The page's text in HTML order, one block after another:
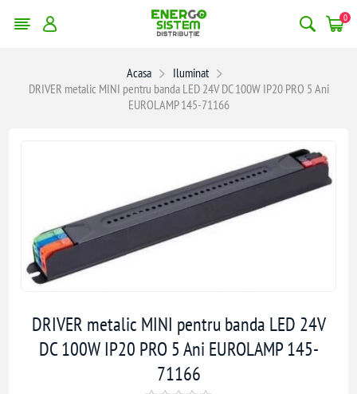
0
Acasa
Iluminat
DRIVER metalic MINI pentru banda LED 24V DC 100W IP20 PRO 5 Ani
EUROLAMP 145-71166
DRIVER metalic MINI pentru banda LED 24V
DC 100W IP20 PRO 5 Ani EUROLAMP 145-
71166